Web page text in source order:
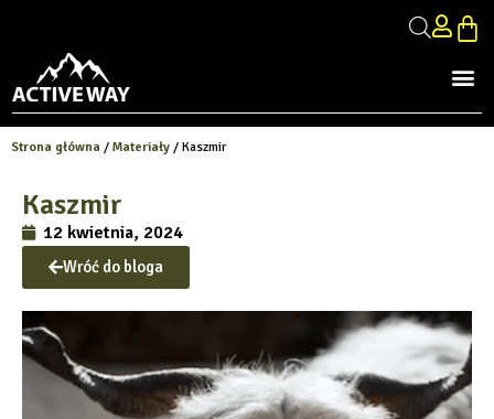
Strona główna / Materiały / Kaszmir
Kaszmir
12 kwietnia, 2024
Wróć do bloga